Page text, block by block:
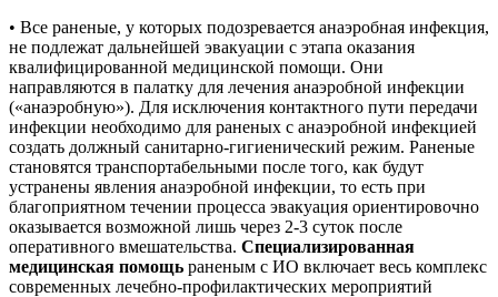
• Все раненые, у которых подозревается анаэробная инфекция,
не подлежат дальнейшей эвакуации с этапа оказания
квалифицированной медицинской помощи. Они
направляются в палатку для лечения анаэробной инфекции
(«анаэробную»). Для исключения контактного пути передачи
инфекции необходимо для раненых с анаэробной инфекцией
создать должный санитарно-гигиенический режим. Раненые
становятся транспортабельными после того, как будут
устранены явления анаэробной инфекции, то есть при
благоприятном течении процесса эвакуация ориентировочно
оказывается возможной лишь через 2-3 суток после
оперативного вмешательства. Специализированная
медицинская помощь раненым с ИО включает весь комплекс
современных лечебно-профилактических мероприятий